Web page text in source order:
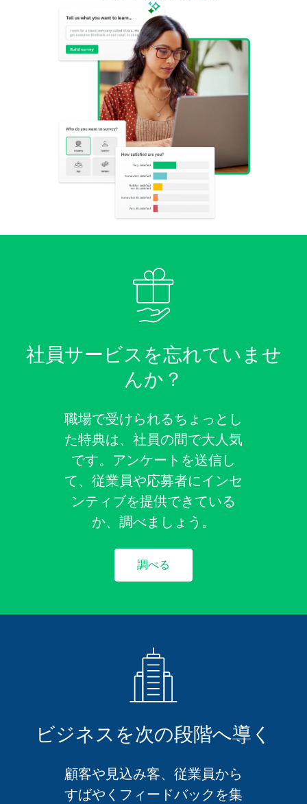
社員サービスを忘れていませ
んか？
職場で受けられるちょっとし
た特典は、社員の間で大人気
です。アンケートを送信し
て、従業員や応募者にインセ
ンティブを提供できている
か、調べましょう。
調べる
ビジネスを次の段階へ導く
顧客や見込み客、従業員から
すばやくフィードバックを集